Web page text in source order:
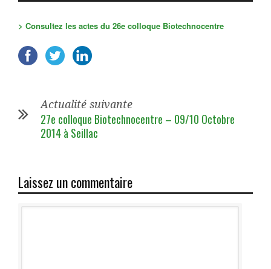
> Consultez les actes du 26e colloque Biotechnocentre
Actualité suivante
27e colloque Biotechnocentre – 09/10 Octobre
2014 à Seillac
Laissez un commentaire